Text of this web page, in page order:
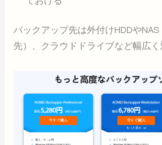
バックアップ先は外付けHDDや
先）、クラウドドライブなど幅広く